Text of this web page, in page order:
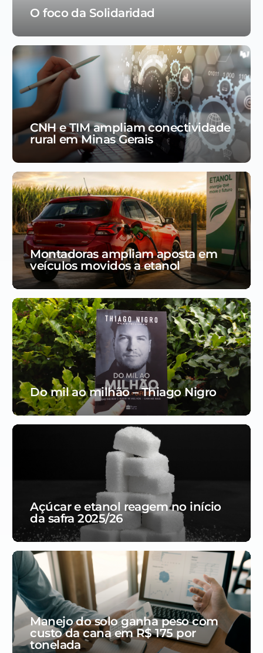
O foco da Solidaridad
CNH e TIM ampliam conectividade
rural em Minas Gerais
Montadoras ampliam aposta em
veículos movidos a etanol
Do mil ao milhão – Thiago Nigro
Açúcar e etanol reagem no início
da safra 2025/26
Manejo do solo ganha peso com
custo da cana em R$ 175 por
tonelada